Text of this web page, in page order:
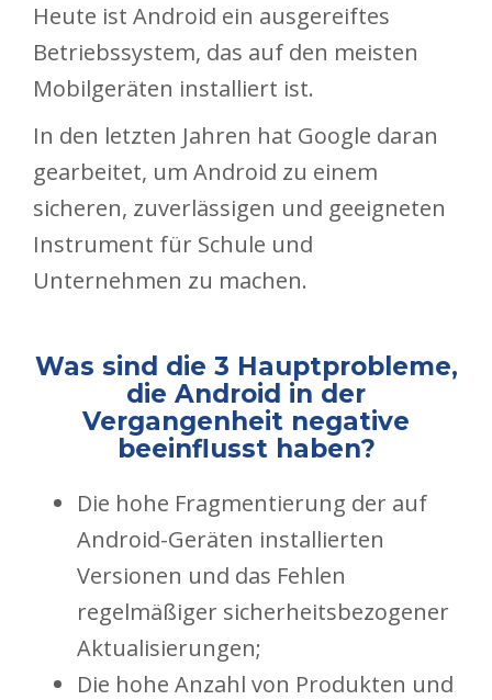
Heute ist Android ein ausgereiftes
Betriebssystem, das auf den meisten
Mobilgeräten installiert ist.
In den letzten Jahren hat Google daran
gearbeitet, um Android zu einem
sicheren, zuverlässigen und geeigneten
Instrument für Schule und
Unternehmen zu machen.
Was sind die 3 Hauptprobleme,
die Android in der
Vergangenheit negative
beeinflusst haben?
Die hohe Fragmentierung der auf
Android-Geräten installierten
Versionen und das Fehlen
regelmäßiger sicherheitsbezogener
Aktualisierungen;
Die hohe Anzahl von Produkten und